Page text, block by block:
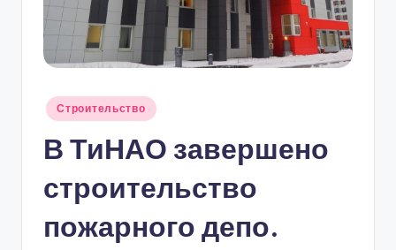
ЫОпубликовано
Строительство
В ТиНАО завершено
строительство
пожарного депо.